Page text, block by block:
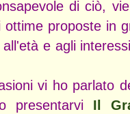
di ciò,
ottime proposte in
e agli
vi ho parlato
presentarvi Il